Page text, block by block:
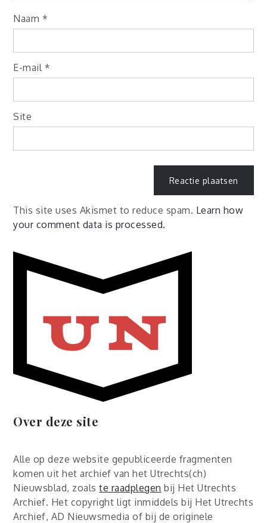
Naam *
E-mail *
Site
This site uses Akismet to reduce spam. Learn how
your comment data is processed.
Over deze site
Alle op deze website gepubliceerde fragmenten
komen uit het archief van het Utrechts(ch)
Nieuwsblad, zoalste raadplegen bij Het Utrechts
Archief. Het copyright ligt inmiddels bij Het Utrechts
Archief, AD Nieuwsmedia of bij de originele